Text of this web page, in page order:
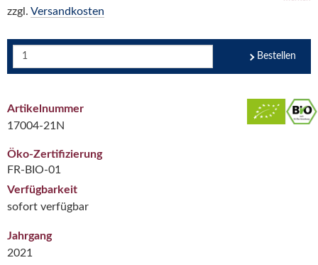
zzgl. Versandkosten
Bestellen
Artikelnummer
17004-21N
Öko-Zertifizierung
FR-BIO-01
Verfügbarkeit
sofort verfügbar
Jahrgang
2021